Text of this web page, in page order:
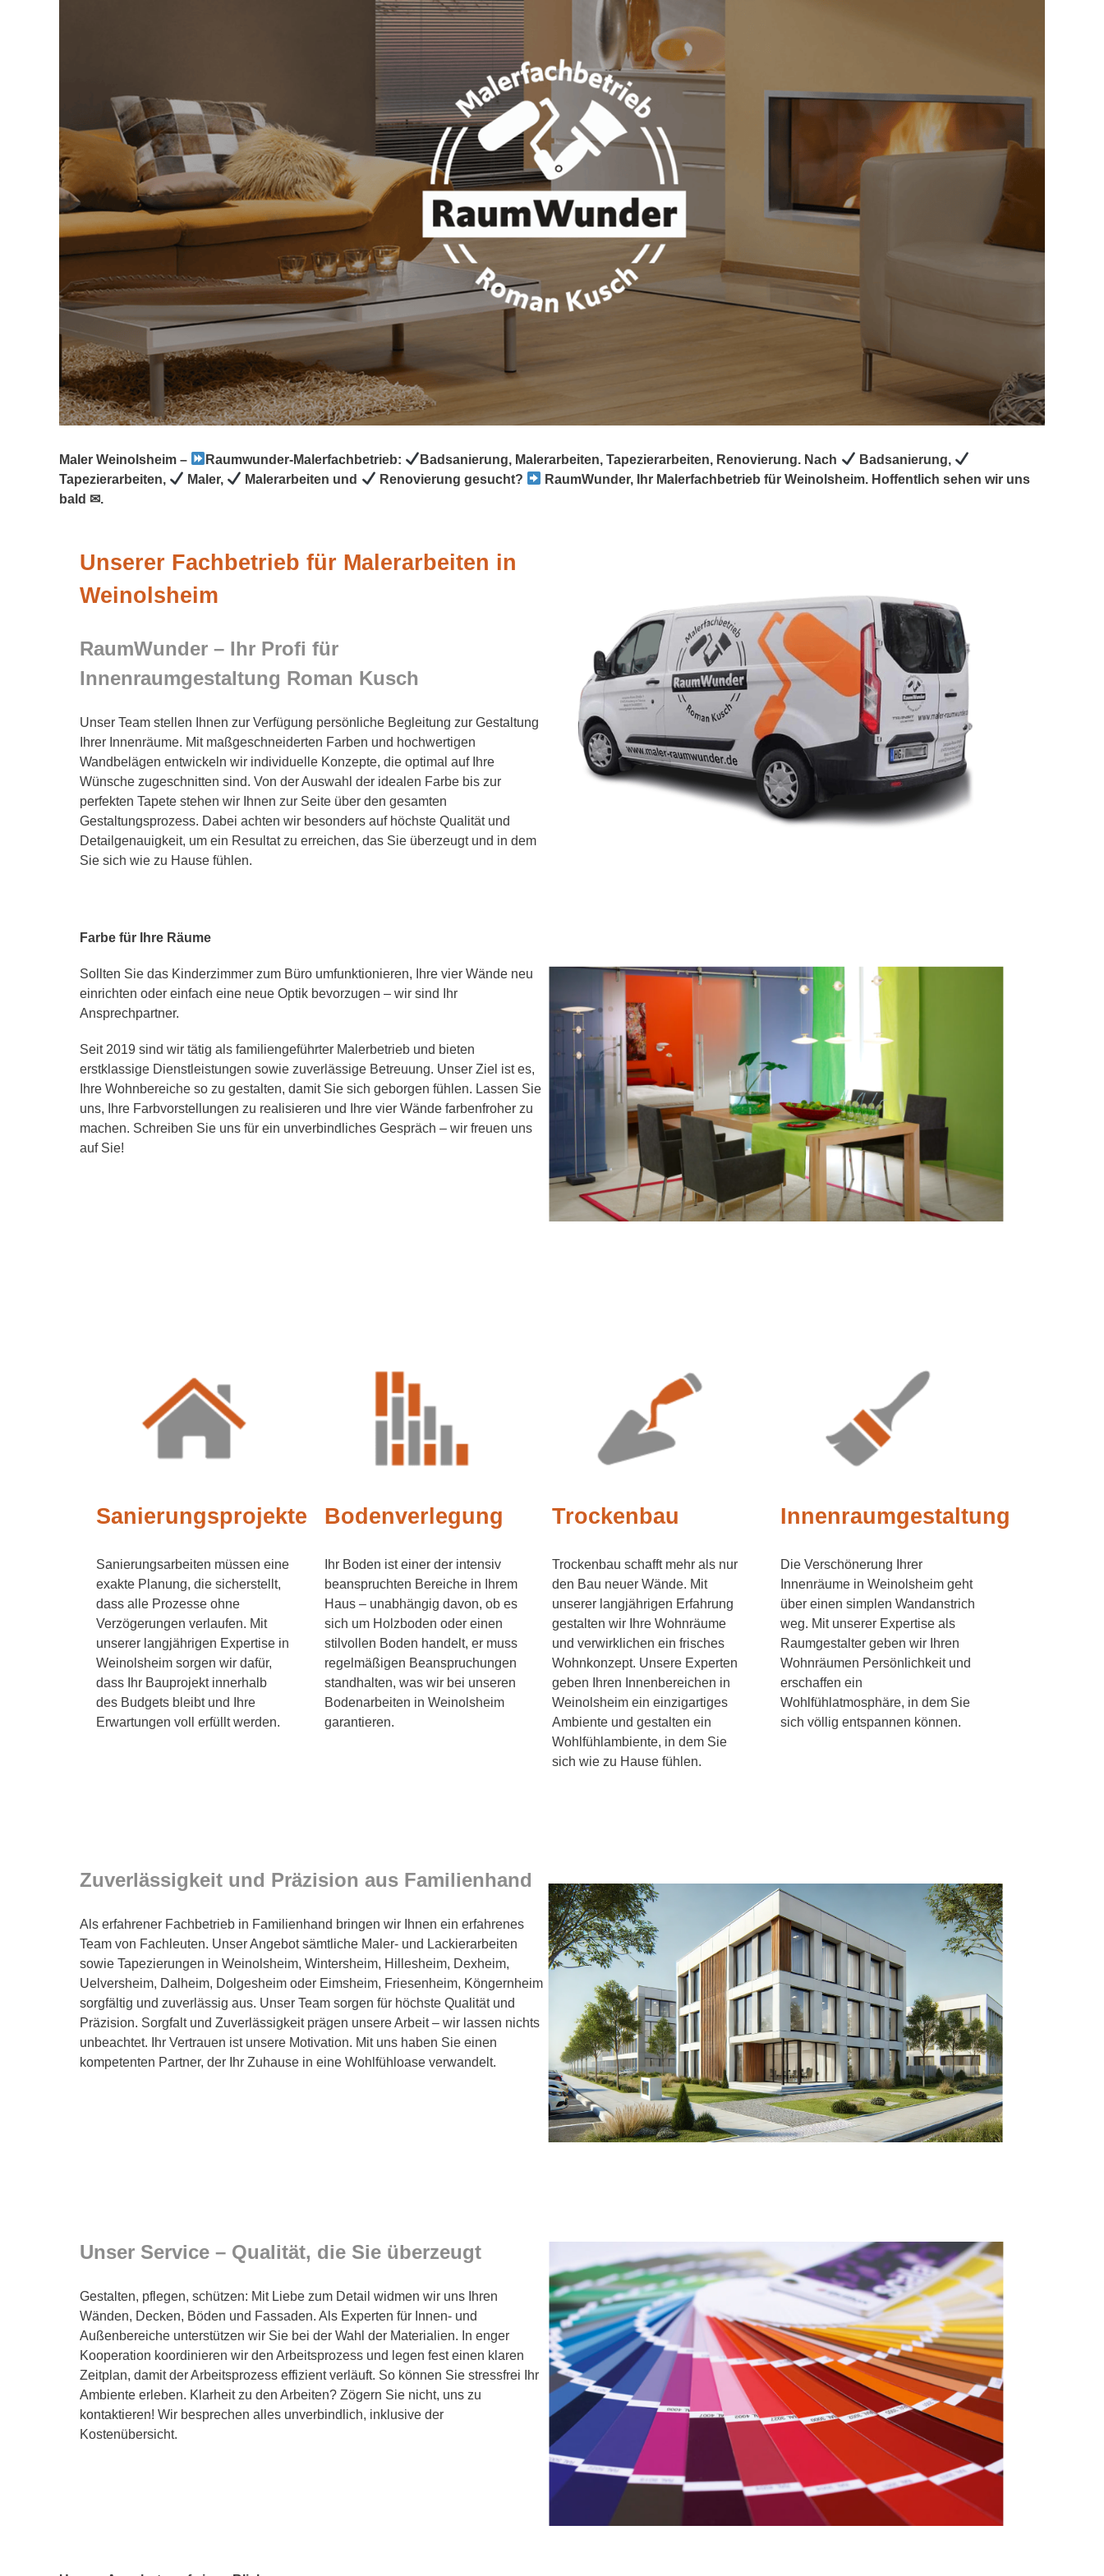
Maler Weinolsheim – Raumwunder-Malerfachbetrieb: Badsanierung, Malerarbeiten, Tapezierarbeiten, Renovierung. Nach
Badsanierung,
Tapezierarbeiten,
Maler, Malerarbeiten und Renovierung gesucht?
RaumWunder, Ihr Malerfachbetrieb für Weinolsheim. Hoffentlich sehen wir uns
bald ✉.
Unserer Fachbetrieb für Malerarbeiten in
Weinolsheim
RaumWunder – Ihr Profi für
Innenraumgestaltung Roman Kusch
Unser Team stellen Ihnen zur Verfügung persönliche Begleitung zur Gestaltung
Ihrer Innenräume. Mit maßgeschneiderten Farben und hochwertigen
Wandbelägen entwickeln wir individuelle Konzepte, die optimal auf Ihre
Wünsche zugeschnitten sind. Von der Auswahl der idealen Farbe bis zur
perfekten Tapete stehen wir Ihnen zur Seite über den gesamten
Gestaltungsprozess. Dabei achten wir besonders auf höchste Qualität und
Detailgenauigkeit, um ein Resultat zu erreichen, das Sie überzeugt und in dem
Sie sich wie zu Hause fühlen.
Farbe für Ihre Räume
Sollten Sie das Kinderzimmer zum Büro umfunktionieren, Ihre vier Wände neu
einrichten oder einfach eine neue Optik bevorzugen – wir sind Ihr
Ansprechpartner.
Seit 2019 sind wir tätig als familiengeführter Malerbetrieb und bieten
erstklassige Dienstleistungen sowie zuverlässige Betreuung. Unser Ziel ist es,
Ihre Wohnbereiche so zu gestalten, damit Sie sich geborgen fühlen. Lassen Sie
uns, Ihre Farbvorstellungen zu realisieren und Ihre vier Wände farbenfroher zu
machen. Schreiben Sie uns für ein unverbindliches Gespräch – wir freuen uns
auf Sie!
Sanierungsprojekte
Sanierungsarbeiten müssen eine
exakte Planung, die sicherstellt,
dass alle Prozesse ohne
Verzögerungen verlaufen. Mit
unserer langjährigen Expertise in
Weinolsheim sorgen wir dafür,
dass Ihr Bauprojekt innerhalb
des Budgets bleibt und Ihre
Erwartungen voll erfüllt werden.
Bodenverlegung
Ihr Boden ist einer der intensiv
beanspruchten Bereiche in Ihrem
Haus – unabhängig davon, ob es
sich um Holzboden oder einen
stilvollen Boden handelt, er muss
regelmäßigen Beanspruchungen
standhalten, was wir bei unseren
Bodenarbeiten in Weinolsheim
garantieren.
Trockenbau
Trockenbau schafft mehr als nur
den Bau neuer Wände. Mit
unserer langjährigen Erfahrung
gestalten wir Ihre Wohnräume
und verwirklichen ein frisches
Wohnkonzept. Unsere Experten
geben Ihren Innenbereichen in
Weinolsheim ein einzigartiges
Ambiente und gestalten ein
Wohlfühlambiente, in dem Sie
sich wie zu Hause fühlen.
Innenraumgestaltung
Die Verschönerung Ihrer
Innenräume in Weinolsheim geht
über einen simplen Wandanstrich
weg. Mit unserer Expertise als
Raumgestalter geben wir Ihren
Wohnräumen Persönlichkeit und
erschaffen ein
Wohlfühlatmosphäre, in dem Sie
sich völlig entspannen können.
Zuverlässigkeit und Präzision aus Familienhand
Als erfahrener Fachbetrieb in Familienhand bringen wir Ihnen ein erfahrenes
Team von Fachleuten. Unser Angebot sämtliche Maler- und Lackierarbeiten
sowie Tapezierungen in Weinolsheim, Wintersheim, Hillesheim, Dexheim,
Uelversheim, Dalheim, Dolgesheim oder Eimsheim, Friesenheim, Köngernheim
sorgfältig und zuverlässig aus. Unser Team sorgen für höchste Qualität und
Präzision. Sorgfalt und Zuverlässigkeit prägen unsere Arbeit – wir lassen nichts
unbeachtet. Ihr Vertrauen ist unsere Motivation. Mit uns haben Sie einen
kompetenten Partner, der Ihr Zuhause in eine Wohlfühloase verwandelt.
Unser Service – Qualität, die Sie überzeugt
Gestalten, pflegen, schützen: Mit Liebe zum Detail widmen wir uns Ihren
Wänden, Decken, Böden und Fassaden. Als Experten für Innen- und
Außenbereiche unterstützen wir Sie bei der Wahl der Materialien. In enger
Kooperation koordinieren wir den Arbeitsprozess und legen fest einen klaren
Zeitplan, damit der Arbeitsprozess effizient verläuft. So können Sie stressfrei Ihr
Ambiente erleben. Klarheit zu den Arbeiten? Zögern Sie nicht, uns zu
kontaktieren! Wir besprechen alles unverbindlich, inklusive der
Kostenübersicht.